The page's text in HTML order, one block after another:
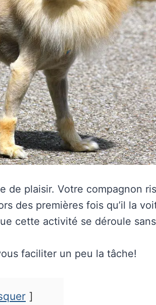
de plaisir. Votre compagnon
des premières fois qu’il la
cette activité se déroule
faciliter un peu la tâche!